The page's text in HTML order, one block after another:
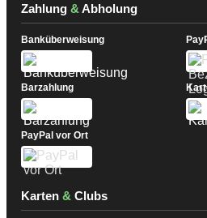
Zahlung &Abholung
Banküberweisung
Barzahlung
PayPal vor Ort
Karten & Clubs